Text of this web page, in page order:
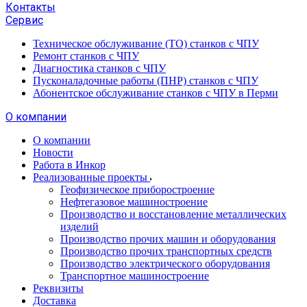
Контакты
Сервис
Техническое обслуживание (ТО) станков с ЧПУ
Ремонт станков с ЧПУ
Диагностика станков с ЧПУ
Пусконаладочные работы (ПНР) станков с ЧПУ
Абонентское обслуживание станков с ЧПУ в Перми
О компании
О компании
Новости
Работа в Инкор
Реализованные проекты
Геофизическое приборостроение
Нефтегазовое машиностроение
Производство и восстановление металлических
изделий
Производство прочих машин и оборудования
Производство прочих транспортных средств
Производство электрического оборудования
Транспортное машиностроение
Реквизиты
Доставка